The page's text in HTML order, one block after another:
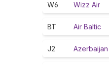
W6 Wizz Air
BT Air Baltic
J2